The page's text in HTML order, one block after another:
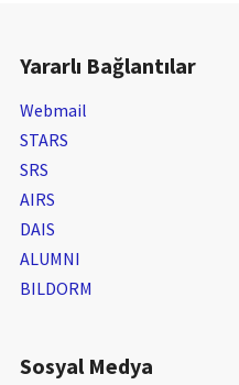
Yararlı Bağlantılar
Webmail
STARS
SRS
AIRS
DAIS
ALUMNI
BILDORM
Sosyal Medya